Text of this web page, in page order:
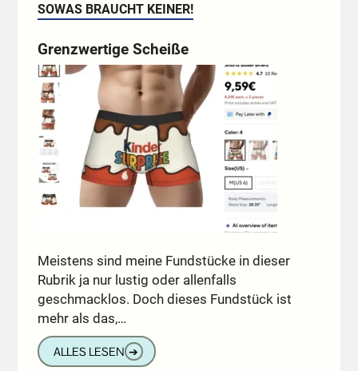
SOWAS BRAUCHT KEINER!
Grenzwertige Scheiße
Meistens sind meine Fundstücke in dieser
Rubrik ja nur lustig oder allenfalls
geschmacklos. Doch dieses Fundstück ist
mehr als das,…
ALLES LESEN ➔